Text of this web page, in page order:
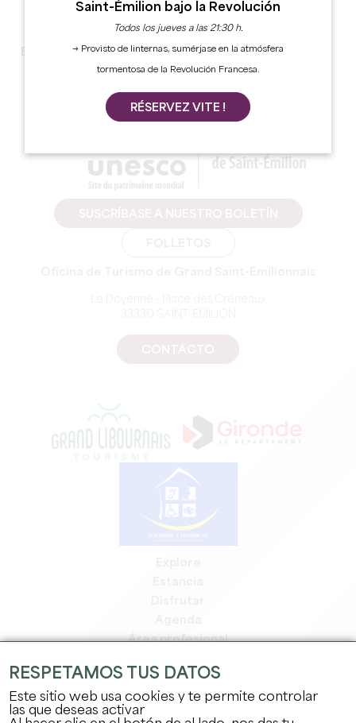
Ver todas las fotos
Este programa está disponible sólo en francés.
Área profesional
Espacio prensa
Empleo y prácticas
Información jurídica
Saint-Émilion bajo la Revolución
Todos los jueves a las 21:30 h.
→ Provisto de linternas, sumérjase en la atmósfera
tormentosa de la Revolución Francesa.
RÉSERVEZ VITE !
RESPETAMOS TUS DATOS
Este sitio web usa cookies y te permite controlar
las que deseas activar